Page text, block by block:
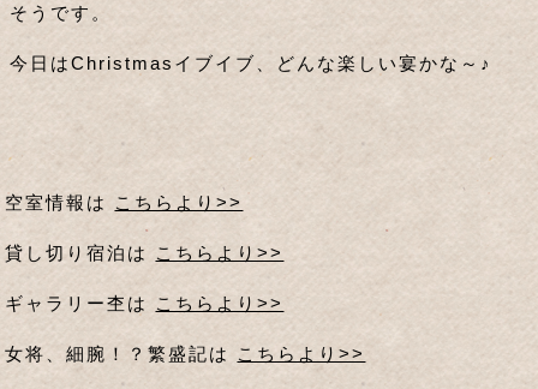
そうです。
今日はChristmasイブイブ、どんな楽しい宴かな～♪
空室情報は こちらより>>
貸し切り宿泊は こちらより>>
ギャラリー杢は こちらより>>
女将、細腕！？繁盛記は こちらより>>